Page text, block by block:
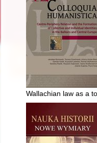
Wallachian law as a